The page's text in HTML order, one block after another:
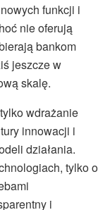
funkcji i
nie oferują
bankom
jeszcze w
skalę.
wdrażanie
innowacji i
działania.
tylko o
i